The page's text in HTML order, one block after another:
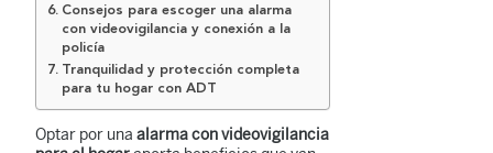
Consejos para escoger una alarma
con videovigilancia y conexión a la
policía
Tranquilidad y protección completa
para tu hogar con ADT
Optar por una alarma con videovigilancia